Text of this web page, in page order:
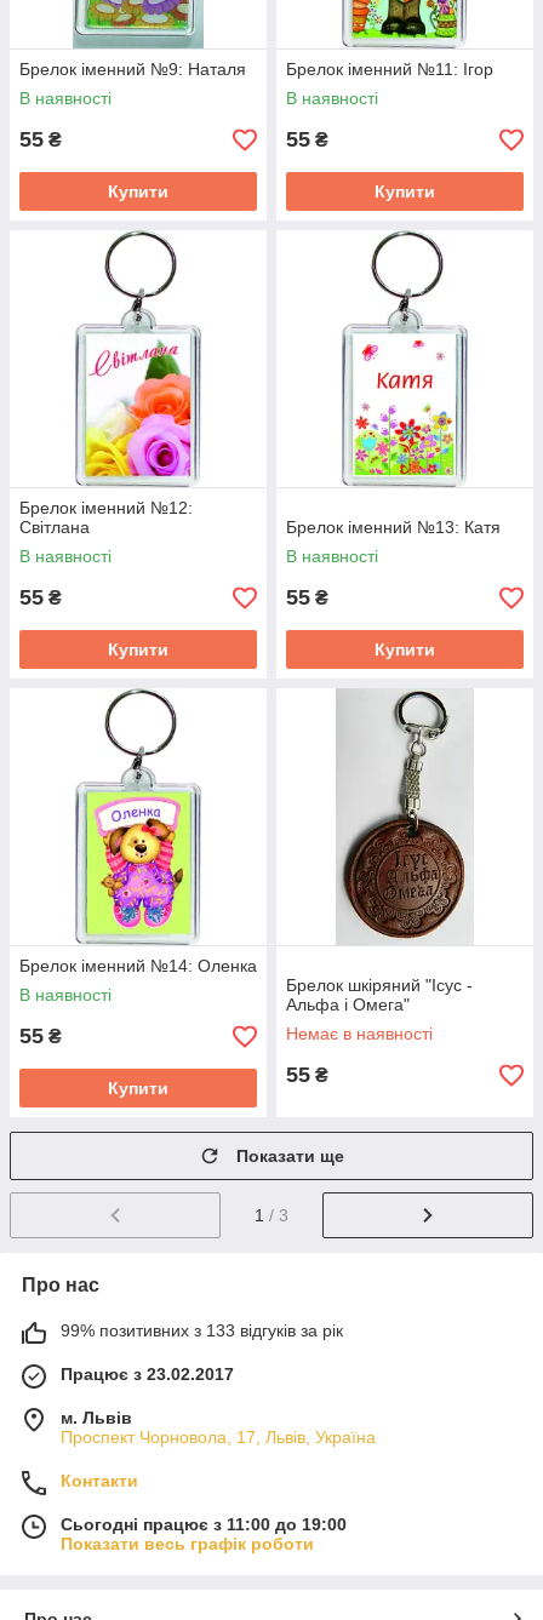
Брелок іменний №9: Наталя
В наявності
55 ₴
Купити
Брелок іменний №11: Ігор
В наявності
55 ₴
Купити
Брелок іменний №12:
Світлана
В наявності
55 ₴
Купити
Брелок іменний №13: Катя
В наявності
55 ₴
Купити
Брелок іменний №14: Оленка
В наявності
55 ₴
Купити
Брелок шкіряний "Ісус -
Альфа і Омега"
Немає в наявності
55 ₴
Показати ще
1 / 3
Про нас
99% позитивних з 133 відгуків за рік
Працює з 23.02.2017
м. Львів
Проспект Чорновола, 17, Львів, Україна
Контакти
Сьогодні працює з 11:00 до 19:00
Показати весь графік роботи